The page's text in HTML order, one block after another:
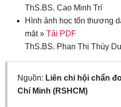
ThS.BS. Cao Minh Trí
Hình ảnh học tổn thương
mặt » Tải PDF
ThS.BS. Phan Thị Thùy
Nguồn: Liên chi hội chẩn
Chí Minh (RSHCM)